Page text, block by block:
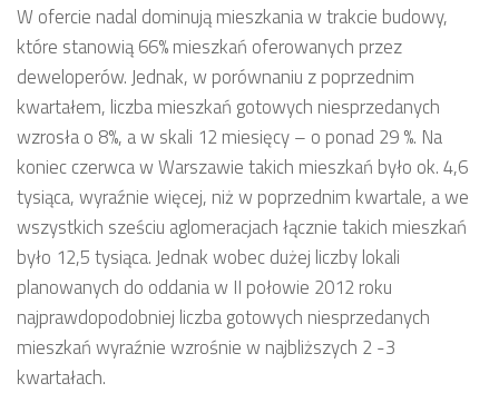
W ofercie nadal dominują mieszkania w trakcie budowy,
które stanowią 66% mieszkań oferowanych przez
deweloperów. Jednak, w porównaniu z poprzednim
kwartałem, liczba mieszkań gotowych niesprzedanych
wzrosła o 8%, a w skali 12 miesięcy – o ponad 29 %. Na
koniec czerwca w Warszawie takich mieszkań było ok. 4,6
tysiąca, wyraźnie więcej, niż w poprzednim kwartale, a we
wszystkich sześciu aglomeracjach łącznie takich mieszkań
było 12,5 tysiąca. Jednak wobec dużej liczby lokali
planowanych do oddania w II połowie 2012 roku
najprawdopodobniej liczba gotowych niesprzedanych
mieszkań wyraźnie wzrośnie w najbliższych 2 -3
kwartałach.